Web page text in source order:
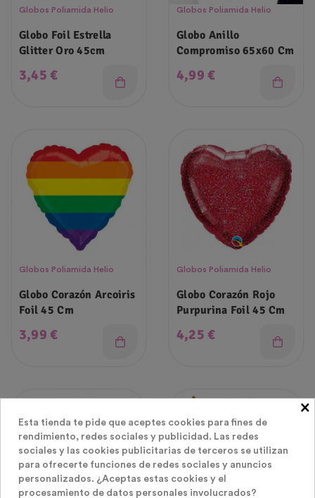
Globos Poliamida Helio
Globo Foil Estrella
Glitter Oro 45cm
Precio
3,45 €
Globos Poliamida Helio
Globo Anillo
Compromiso 65x60 Cm
Precio
4,99 €
Globos Poliamida Helio
Globo Corazón Arcoiris
Foil 45 Cm
Precio
3,99 €
Globos Poliamida Helio
Globo Corazón Rojo
Purpurina Foil 45 Cm
Precio
4,25 €
Stock
×
Esta tienda te pide que aceptes cookies para fines de
rendimiento, redes sociales y publicidad. Las redes
sociales y las cookies publicitarias de terceros se utilizan
para ofrecerte funciones de redes sociales y anuncios
personalizados. ¿Aceptas estas cookies y el
procesamiento de datos personales involucrados?